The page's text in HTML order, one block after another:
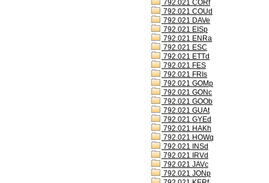
792.021 CORf
792.021 COUd
792.021 DAVe
792.021 EISp
792.021 ENRa
792.021 ESC
792.021 ETTd
792.021 FES
792.021 FRIs
792.021 GOMp
792.021 GONc
792.021 GOOb
792.021 GUAt
792.021 GYEd
792.021 HAKh
792.021 HOWq
792.021 INSd
792.021 IRVd
792.021 JAVc
792.021 JONp